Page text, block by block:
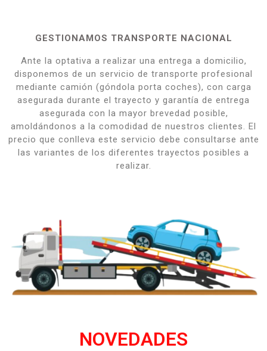
GESTIONAMOS TRANSPORTE NACIONAL
Ante la optativa a realizar una entrega a domicilio,
disponemos de un servicio de transporte profesional
mediante camión (góndola porta coches), con carga
asegurada durante el trayecto y garantía de entrega
asegurada con la mayor brevedad posible,
amoldándonos a la comodidad de nuestros clientes. El
precio que conlleva este servicio debe consultarse ante
las variantes de los diferentes trayectos posibles a
realizar.
NOVEDADES